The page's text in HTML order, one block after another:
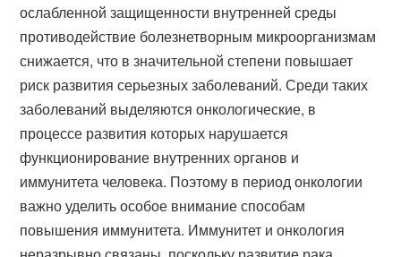
ослабленной защищенности внутренней среды
противодействие болезнетворным микроорганизмам
снижается, что в значительной степени повышает
риск развития серьезных заболеваний. Среди таких
заболеваний выделяются онкологические, в
процессе развития которых нарушается
функционирование внутренних органов и
иммунитета человека. Поэтому в период онкологии
важно уделить особое внимание способам
повышения иммунитета. Иммунитет и онкология